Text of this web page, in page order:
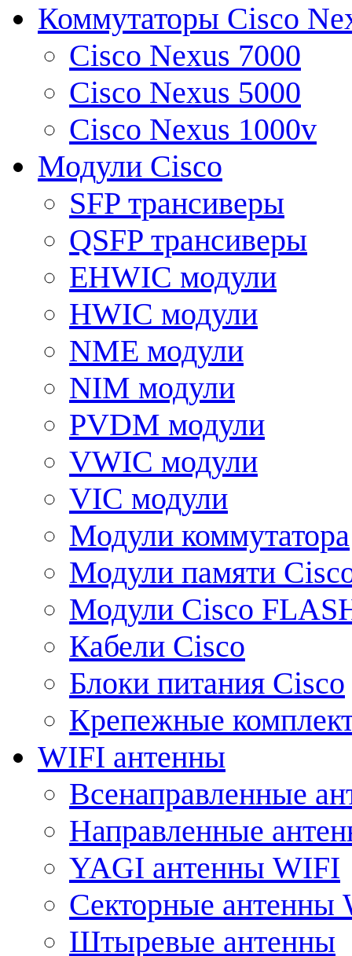
Коммутаторы Cisco
Cisco Nexus 7000
Cisco Nexus 5000
Cisco Nexus 1000v
Модули Cisco
SFP трансиверы
QSFP трансиверы
EHWIC модули
HWIC модули
NME модули
NIM модули
PVDM модули
VWIC модули
VIC модули
Модули коммутатора
Модули памяти
Модули Cisco
Кабели Cisco
Блоки питания Cisco
Крепежные
WIFI антенны
Всенаправленные
Направленные
YAGI антенны WIFI
Секторные антенны
Штыревые антенны